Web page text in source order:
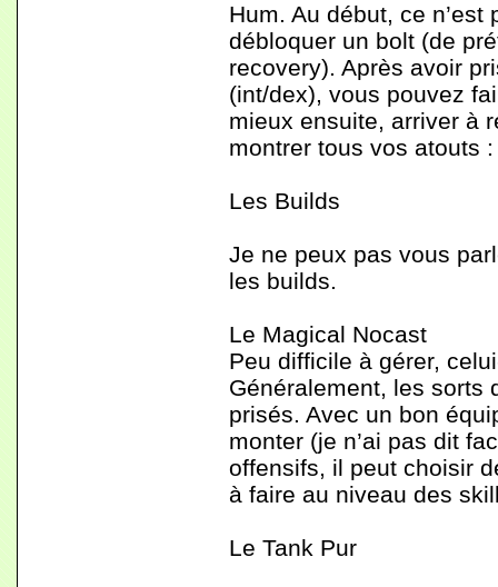
Hum. Au début, ce
débloquer un bolt (de
recovery). Après avoir
(int/dex), vous pouvez
mieux ensuite, arriver à
montrer tous vos atouts
Les Builds
Je ne peux pas vous
les builds.
Le Magical Nocast
Peu difficile à gérer,
Généralement, les sorts
prisés. Avec un bon
monter (je n’ai pas dit
offensifs, il peut choisir
à faire au niveau des
Le Tank Pur